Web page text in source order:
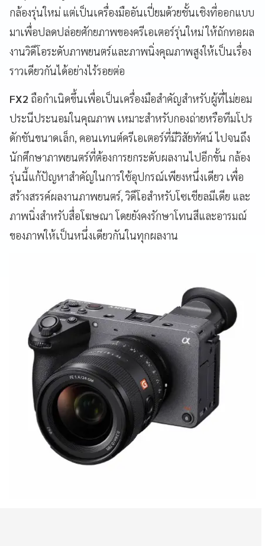
กล้องรุ่นใหม่ แต่เป็นเครื่องมืออันเปี่ยมด้วยชั้นเชิงที่ออกแบบ
มาเพื่อปลดปล่อยศักยภาพของครีเอเตอร์รุ่นใหม่ ให้ถักทอผล
งานวิดีโอระดับภาพยนตร์และภาพนิ่งคุณภาพสูงให้เป็นเรื่อง
ราวเดียวกันได้อย่างไร้รอยต่อ
FX2 ถือกำเนิดขึ้นเพื่อเป็นเครื่องมือสำคัญสำหรับผู้ที่ไม่ยอม
ประนีประนอมในคุณภาพ เหมาะสำหรับกองถ่ายหรือทีมโปร
ดักชันขนาดเล็ก, คอนเทนต์ครีเอเตอร์ที่มีวิสัยทัศน์ ไปจนถึง
นักศึกษาภาพยนตร์ที่ต้องการยกระดับผลงานไปอีกขั้น กล้อง
รุ่นนี้แก้ปัญหาสำคัญในการใช้อุปกรณ์เพียงหนึ่งเดียว เพื่อ
สร้างสรรค์ผลงานภาพยนตร์, วิดีโอสำหรับโซเชียลมีเดีย และ
ภาพนิ่งสำหรับสื่อโฆษณา โดยยังคงรักษาโทนสีและอารมณ์
ของภาพให้เป็นหนึ่งเดียวกันในทุกผลงาน